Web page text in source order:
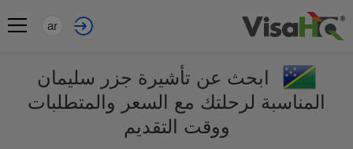
ar
ابحث عن تأشيرة جزر سليمان
المناسبة لرحلتك مع السعر والمتطلبات
ووقت التقديم